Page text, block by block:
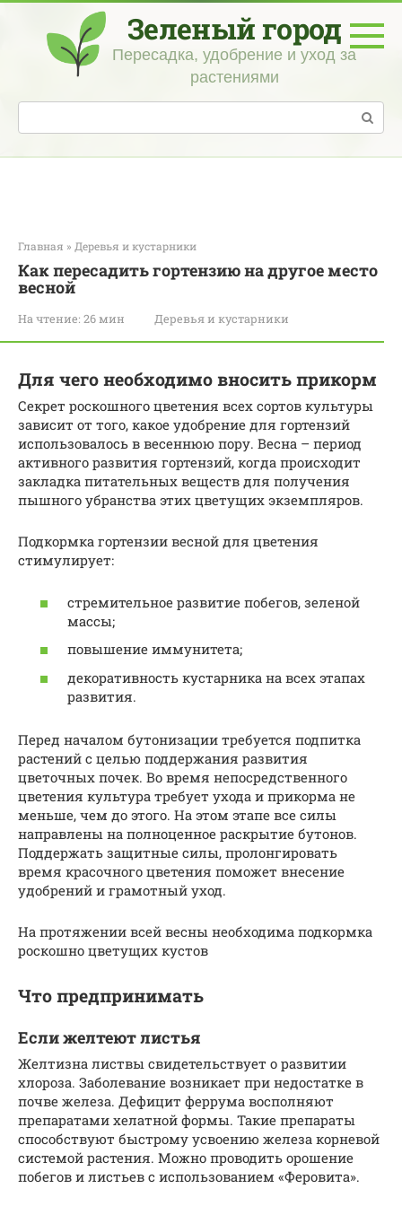
Перейти
контенту
Зеленый город
Пересадка, удобрение и уход за
растениями
Поиск:
Главная » Деревья и кустарники
Как пересадить гортензию на другое место
весной
На чтение: 26 мин Деревья и кустарники
Для чего необходимо вносить прикорм
Секрет роскошного цветения всех сортов культуры
зависит от того, какое удобрение для гортензий
использовалось в весеннюю пору. Весна – период
активного развития гортензий, когда происходит
закладка питательных веществ для получения
пышного убранства этих цветущих экземпляров.
Подкормка гортензии весной для цветения
стимулирует:
стремительное развитие побегов, зеленой
массы;
повышение иммунитета;
декоративность кустарника на всех этапах
развития.
Перед началом бутонизации требуется подпитка
растений с целью поддержания развития
цветочных почек. Во время непосредственного
цветения культура требует ухода и прикорма не
меньше, чем до этого. На этом этапе все силы
направлены на полноценное раскрытие бутонов.
Поддержать защитные силы, пролонгировать
время красочного цветения поможет внесение
удобрений и грамотный уход.
На протяжении всей весны необходима подкормка
роскошно цветущих кустов
Что предпринимать
Если желтеют листья
Желтизна листвы свидетельствует о развитии
хлороза. Заболевание возникает при недостатке в
почве железа. Дефицит феррума восполняют
препаратами хелатной формы. Такие препараты
способствуют быстрому усвоению железа корневой
системой растения. Можно проводить орошение
побегов и листьев с использованием «Феровита».